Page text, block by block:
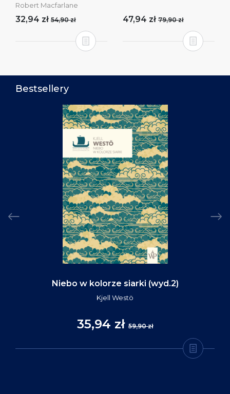
Robert Macfarlane
32,94 zł 54,90 zł 47,94 zł 79,90 zł
Bestsellery
Niebo w kolorze siarki (wyd.2)
Kjell Westö
35,94 zł 59,90 zł